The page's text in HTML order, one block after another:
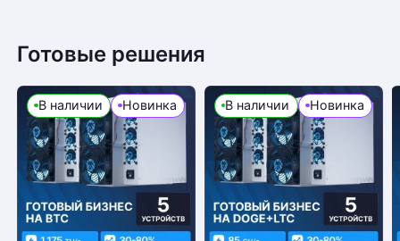
Готовые решения
В наличии Новинка В наличии Новинка